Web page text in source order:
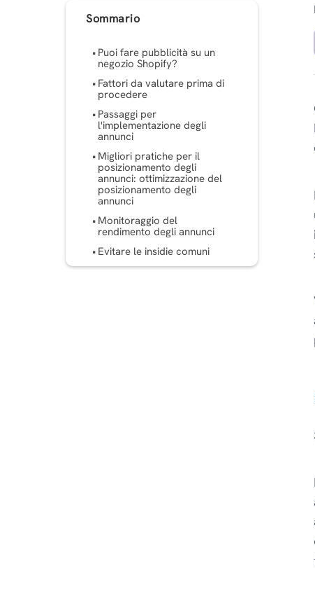
Sommario
Puoi fare pubblicità su un
negozio Shopify?
Fattori da valutare prima di
procedere
Passaggi per
l'implementazione degli
annunci
Migliori pratiche per il
posizionamento degli
annunci: ottimizzazione del
posizionamento degli
annunci
Monitoraggio del
rendimento degli annunci
Evitare le insidie ​​comuni